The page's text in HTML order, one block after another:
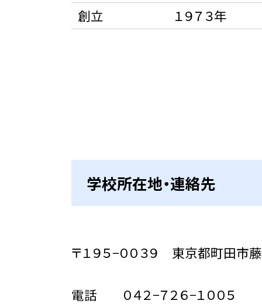
創立
１９７３年
学校所在地・連絡先
〒１９５−００３９ 東京都町田市
電話 ０４２−７２６−１００５